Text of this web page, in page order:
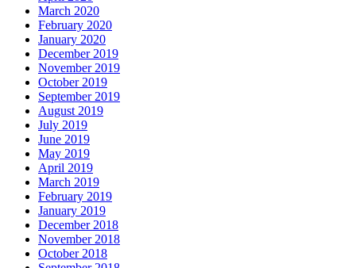
March 2020
February 2020
January 2020
December 2019
November 2019
October 2019
September 2019
August 2019
July 2019
June 2019
May 2019
April 2019
March 2019
February 2019
January 2019
December 2018
November 2018
October 2018